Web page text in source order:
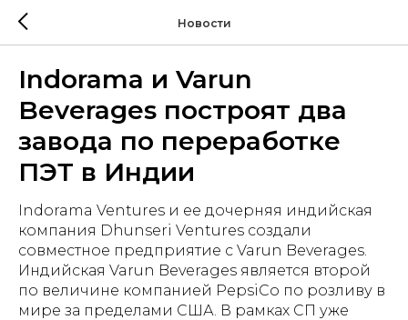
Новости
Indorama и Varun
Beverages построят два
завода по переработке
ПЭТ в Индии
Indorama Ventures и ее дочерняя индийская
компания Dhunseri Ventures создали
совместное предприятие с Varun Beverages.
Индийская Varun Beverages является второй
по величине компанией PepsiCo по розливу в
мире за пределами США. В рамках СП уже